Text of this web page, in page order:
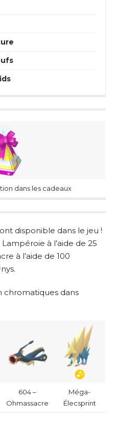
dans les cadeaux
disponible dans le jeu !
à l’aide de 25
à l’aide de 100
chromatiques dans
604 –
Ohmassacre
Méga-
Élecsprint